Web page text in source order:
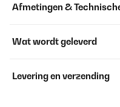
Afmetingen &
Wat wordt geleverd
Levering en verzending